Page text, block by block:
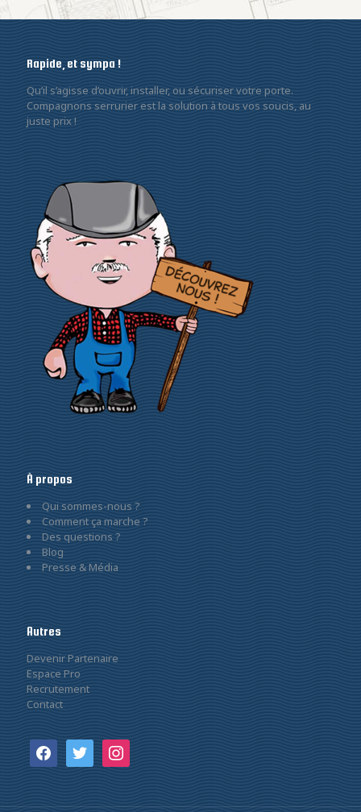
Rapide, et sympa !
Qu’il s’agisse d’ouvrir, installer, ou sécuriser votre porte.
Compagnons serrurier est la solution à tous vos soucis, au
juste prix !
À propos
Qui sommes-nous ?
Comment ça marche ?
Des questions ?
Blog
Presse & Média
Autres
Devenir Partenaire
Espace Pro
Recrutement
Contact
facebooktwitter instagram